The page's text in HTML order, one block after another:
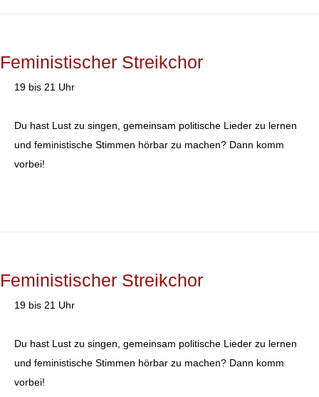
Feministischer Streikchor
19 bis 21 Uhr
Du hast Lust zu singen, gemeinsam politische Lieder zu lernen
und feministische Stimmen hörbar zu machen? Dann komm
vorbei!
Feministischer Streikchor
19 bis 21 Uhr
Du hast Lust zu singen, gemeinsam politische Lieder zu lernen
und feministische Stimmen hörbar zu machen? Dann komm
vorbei!